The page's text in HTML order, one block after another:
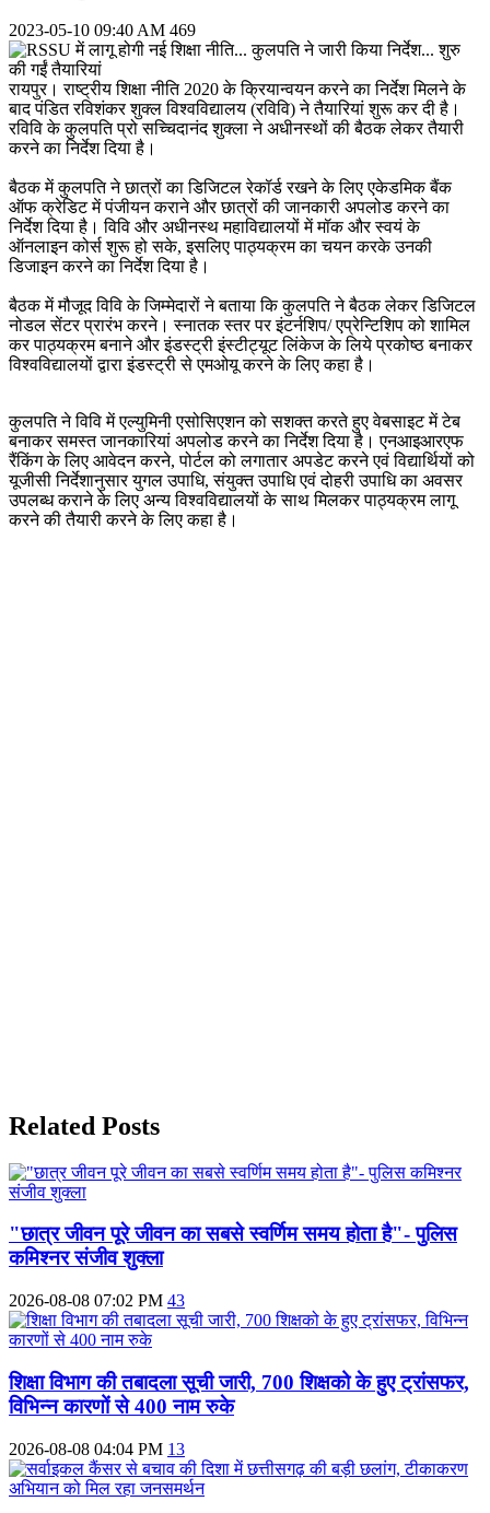
2023-05-10 09:40 AM 469
रायपुर। राष्ट्रीय शिक्षा नीति 2020 के क्रियान्वयन करने का निर्देश मिलने के
बाद पंडित रविशंकर शुक्ल विश्वविद्यालय (रविवि) ने तैयारियां शुरू कर दी है।
रविवि के कुलपति प्रो सच्चिदानंद शुक्ला ने अधीनस्थों की बैठक लेकर तैयारी
करने का निर्देश दिया है।
बैठक में कुलपति ने छात्रों का डिजिटल रेकॉर्ड रखने के लिए एकेडमिक बैंक
ऑफ क्रेडिट में पंजीयन कराने और छात्रों की जानकारी अपलोड करने का
निर्देश दिया है। विवि और अधीनस्थ महाविद्यालयों में मॉक और स्वयं के
ऑनलाइन कोर्स शुरू हो सके, इसलिए पाठ्यक्रम का चयन करके उनकी
डिजाइन करने का निर्देश दिया है।
बैठक में मौजूद विवि के जिम्मेदारों ने बताया कि कुलपति ने बैठक लेकर डिजिटल
नोडल सेंटर प्रारंभ करने। स्नातक स्तर पर इंटर्नशिप/ एप्रेन्टिशिप को शामिल
कर पाठ्यक्रम बनाने और इंडस्ट्री इंस्टीट्यूट लिंकेज के लिये प्रकोष्ठ बनाकर
विश्वविद्यालयों द्वारा इंडस्ट्री से एमओयू करने के लिए कहा है।
कुलपति ने विवि में एल्युमिनी एसोसिएशन को सशक्त करते हुए वेबसाइट में टेब
बनाकर समस्त जानकारियां अपलोड करने का निर्देश दिया है। एनआइआरएफ
रैंकिंग के लिए आवेदन करने, पोर्टल को लगातार अपडेट करने एवं विद्यार्थियों को
यूजीसी निर्देशानुसार युगल उपाधि, संयुक्त उपाधि एवं दोहरी उपाधि का अवसर
उपलब्ध कराने के लिए अन्य विश्वविद्यालयों के साथ मिलकर पाठ्यक्रम लागू
करने की तैयारी करने के लिए कहा है।
Related Posts
"छात्र जीवन पूरे जीवन का सबसे स्वर्णिम समय होता है"- पुलिस
कमिश्नर संजीव शुक्ला
2026-08-08 07:02 PM 43
शिक्षा विभाग की तबादला सूची जारी, 700 शिक्षको के हुए ट्रांसफर,
विभिन्न कारणों से 400 नाम रुके
2026-08-08 04:04 PM 13